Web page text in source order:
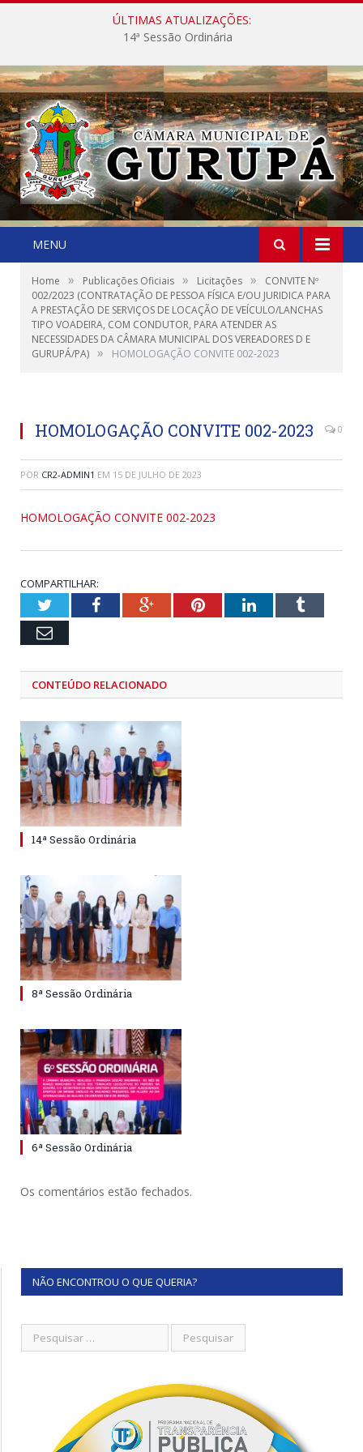
ÚLTIMAS ATUALIZAÇÕES:
14ª Sessão Ordinária
MENU
Home » Publicações Oficiais » Licitações »
CONVITE Nº
002/2023 (CONTRATAÇÃO DE PESSOA FÍSICA E/OU JURIDICA PARA
A PRESTAÇÃO DE SERVIÇOS DE LOCAÇÃO DE VEÍCULO/LANCHAS
TIPO VOADEIRA, COM CONDUTOR, PARA ATENDER AS
NECESSIDADES DA CÂMARA MUNICIPAL DOS VEREADORES D E
GURUPÁ/PA) » HOMOLOGAÇÃO CONVITE 002-2023
HOMOLOGAÇÃO CONVITE 002-2023 0
POR CR2-ADMIN1 EM 15 DE JULHO DE 2023
HOMOLOGAÇÃO CONVITE 002-2023
COMPARTILHAR:
TwitterFacebookGoogle+PinterestLinkedInTumblr
Email
CONTEÚDO RELACIONADO
14ª Sessão Ordinária
8ª Sessão Ordinária
6ª Sessão Ordinária
Os comentários estão fechados.
NÃO ENCONTROU O QUE QUERIA?